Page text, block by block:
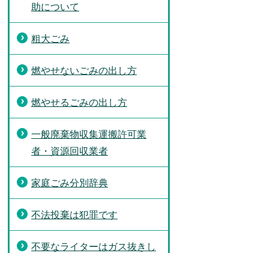
助について
粗大ごみ
燃やせないごみの出し方
燃やせるごみの出し方
一般廃棄物収集運搬許可業
者・資源回収業者
家庭ごみ分別辞典
不法投棄は犯罪です
不要なライターはガス抜きし